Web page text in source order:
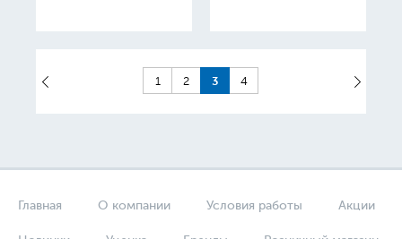
1 2 3 4
Главная О компании Условия работы Акции